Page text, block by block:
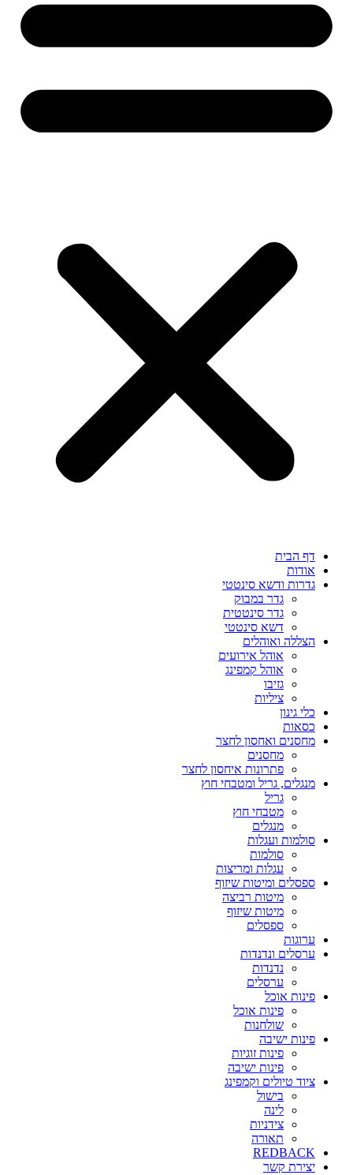
דף הבית
אודות
גדרות ודשא סינטטי
גדר במבוק
גדר סינטטית
דשא סינטטי
הצללה ואוהלים
אוהל אירועים
אוהל קמפינג
גזיבו
ציליות
כלי גינון
כסאות
מחסנים ואחסון לחצר
מחסנים
פתרונות איחסון לחצר
מנגלים, גריל ומטבחי חוץ
גריל
מטבחי חוץ
מנגלים
סולמות ועגלות
סולמות
עגלות ומריצות
ספסלים ומיטות שיזוף
מיטות רביצה
מיטות שיזוף
ספסלים
ערוגות
ערסלים ונדנדות
נדנדות
ערסלים
פינות אוכל
פינות אוכל
שולחנות
פינות ישיבה
פינות זוגיות
פינות ישיבה
ציוד טיולים וקמפינג
בישול
לינה
צידניות
תאורה
REDBACK
יצירת קשר